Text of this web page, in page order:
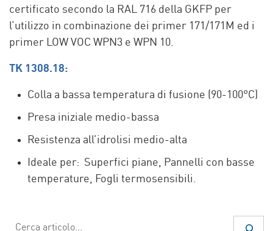
certificato secondo la RAL 716 della GKFP per
l’utilizzo in combinazione dei primer 171/171M ed i
primer LOW VOC WPN3 e WPN 10.
TK 1308.18:
Colla a bassa temperatura di fusione (90-100°C)
Presa iniziale medio-bassa
Resistenza all’idrolisi medio-alta
Ideale per: Superfici piane, Pannelli con basse
temperature, Fogli termosensibili.
Cerca